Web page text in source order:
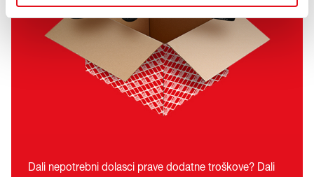
Dali nepotrebni dolasci prave dodatne troškove? Dali